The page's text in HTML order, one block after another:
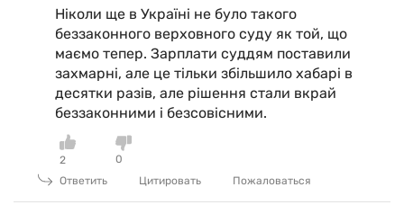
Ніколи ще в Україні не було такого
беззаконного верховного суду як той, що
маємо тепер. Зарплати суддям поставили
захмарні, але це тільки збільшило хабарі в
десятки разів, але рішення стали вкрай
беззаконними і безсовісними.
2
0
Ответить
Цитировать Пожаловаться